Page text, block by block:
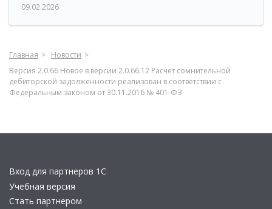
09.02.2026
Главная
Новости
Версия 2.0.66 Новое в версии 2.0.66.12 Расчет сомнительной
дебиторской задолженности реализован в соответствии с
Федеральным законом от 30.11.2016 № 401-ФЗ
Вход для партнеров 1С
Учебная версия
Стать партнером